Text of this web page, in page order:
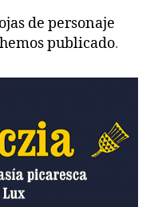
de personaje
publicado.